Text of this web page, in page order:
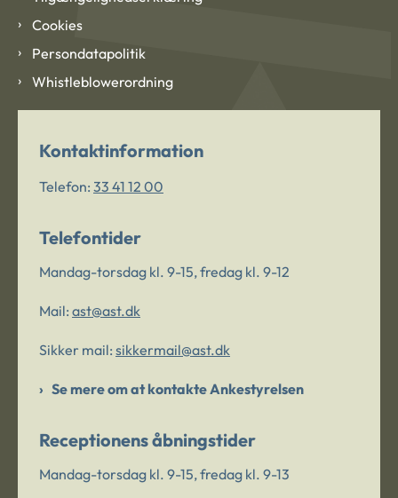
Cookies
Persondatapolitik
Whistleblowerordning
Kontaktinformation
Telefon: 33 41 12 00
Telefontider
Mandag-torsdag kl. 9-15, fredag kl. 9-12
Mail: ast@ast.dk
Sikker mail: sikkermail@ast.dk
Se mere om at kontakte Ankestyrelsen
Receptionens åbningstider
Mandag-torsdag kl. 9-15, fredag kl. 9-13